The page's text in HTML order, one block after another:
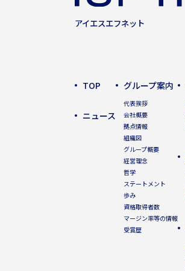
アイエスエフネット
TOP
ニュース
グループ案内
代表挨拶
会社概要
拠点情報
組織図
グループ概要
経営理念
哲学
ステートメント
歩み
資格取得者数
マージン率等の情報
受賞歴